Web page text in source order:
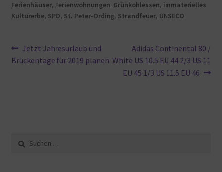
Ferienhäuser, Ferienwohnungen, Grünkohlessen, immaterielles
Kulturerbe, SPO, St. Peter-Ording, Strandfeuer, UNSECO
Beitragsnavigation
Vorheriger
Beitrag:
Jetzt Jahresurlaub und
Brückentage für 2019 planen
Nächster
Beitrag:
Adidas Continental 80 /
White US 10.5 EU 44 2/3 US 11
EU 45 1/3 US 11.5 EU 46
nach: